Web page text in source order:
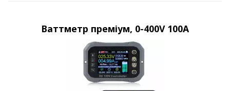
Ваттметр преміум, 0-400V 100A